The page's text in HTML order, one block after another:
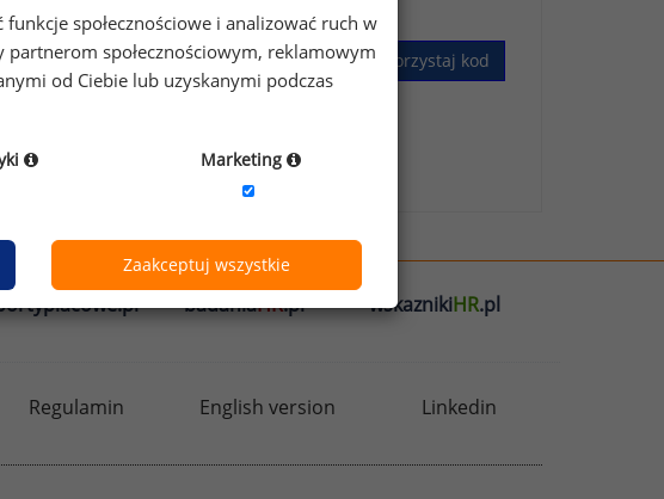
Wykorzystaj kod
badaniaHR.pl wskaznikiHR.pl
Regulamin English version Linkedin
społecznościowe i analizować ruch w
społecznościowym, reklamowym
od Ciebie lub uzyskanymi podczas
Marketing
Zaakceptuj wszystkie